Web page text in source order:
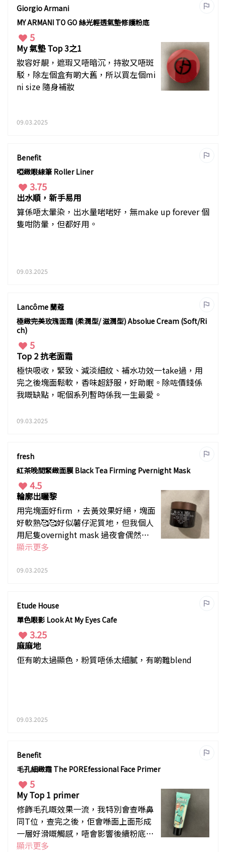
Giorgio Armani
MY ARMANI TO GO 絲光輕透氣墊修護粉底
5
My 氣墊 Top 3之1
妝容好靚，遮瑕又唔暗沉，持妝又唔斑
駁，除左個盒有啲大舊，所以買左個mi
ni size 隨身補妝
09.03.2025
Benefit
啞緻眼線筆 Roller Liner
3.75
出水順，新手易用
算係唔太暈染，出水量啱啱好，無make up forever 個
隻咁防暈，但都好用。
09.03.2025
Lancôme 蘭蔻
極緻完美玫瑰面霜 (柔潤型/ 滋潤型) Absolue Cream (Soft/Ri
ch)
5
Top 2 抗老面霜
極快吸收，緊致、減淡細紋、補水功效一take過，用
完之後塊面鬆軟，香味超舒服，好助眠。除咗價錢係
我嘅缺點，呢個系列暫時係我一生最愛。
09.03.2025
fresh
紅茶晚間緊緻面膜 Black Tea Firming Pvernight Mask
4.5
輪廓出曬黎
用完塊面好firm ，去黃效果好絕，塊面
好軟熟🥰🥰好似薯仔泥質地，但我個人
用尼隻overnight mask 過夜會偶然生
暗瘡，佢個效果依舊係難以拒絕。
顯示更多
09.03.2025
Etude House
單色眼影 Look At My Eyes Cafe
3.25
麻麻地
佢有啲太過顯色，粉質唔係太細膩，有啲難blend
09.03.2025
Benefit
毛孔細緻霜 The POREfessional Face Primer
5
My Top 1 primer
修飾毛孔嘅效果一流，我特別會查喺鼻
同T位，查完之後，佢會喺面上面形成
一層好滑嘅觸感，唔會影響後續粉底質
感。
顯示更多